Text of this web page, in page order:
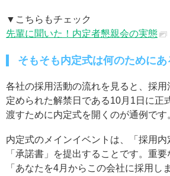
▼こちらもチェック
先輩に聞いた！内定者懇親会の実態
そもそも内定式は何のためにあ
各社の採用活動の流れを見ると、採
定められた解禁日である10月1日に正
渡すために内定式を開くのが通例です
内定式のメインイベントは、「採用内
「承諾書」を提出することです。重
「あなたを4月からこの会社に採用し